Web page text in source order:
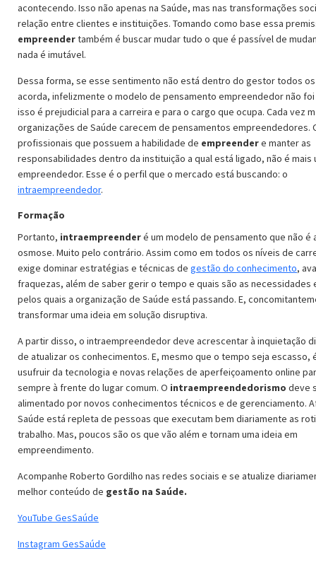
acontecendo. Isso não apenas na Saúde, mas nas transformações
relação entre clientes e instituições. Tomando como base essa
empreendertambém é buscar mudar tudo o que é passível de
nada é imutável.
Dessa forma, se esse sentimento não está dentro do gestor todos
acorda, infelizmente o modelo de pensamento empreendedor não foi
isso é prejudicial para a carreira e para o cargo que ocupa. Cada vez
organizações de Saúde carecem de pensamentos empreendedores.
profissionais que possuem a habilidade de empreendere manter as
responsabilidades dentro da instituição a qual está ligado, não é mais
empreendedor. Esse é o perfil que o mercado está buscando: o
intraempreendedor.
Formação
Portanto, intraempreenderé um modelo de pensamento que não é
osmose. Muito pelo contrário. Assim como em todos os níveis de
exige dominar estratégias e técnicas de gestão do conhecimento,
fraquezas, além de saber gerir o tempo e quais são as necessidades
pelos quais a organização de Saúde está passando. E,
transformar uma ideia em solução disruptiva.
A partir disso, o intraempreendedor deve acrescentar à inquietação
de atualizar os conhecimentos. E, mesmo que o tempo seja escasso,
usufruir da tecnologia e novas relações de aperfeiçoamento online
sempre à frente do lugar comum. O intraempreendedorismo deve
alimentado por novos conhecimentos técnicos e de gerenciamento.
Saúde está repleta de pessoas que executam bem diariamente as
trabalho. Mas, poucos são os que vão além e tornam uma ideia em
empreendimento.
Acompanhe Roberto Gordilho nas redes sociais e se atualize
melhor conteúdo de gestão na Saúde.
YouTube GesSaúde
Instagram GesSaúde